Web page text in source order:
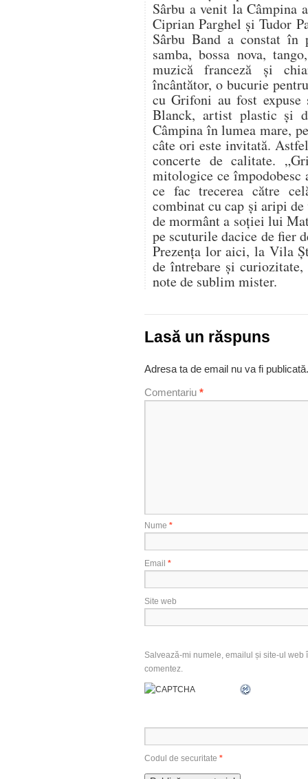
Sârbu a venit la Câmpina
Ciprian Parghel și Tudor
Sârbu Band a constat în
samba, bossa nova,
muzică franceză și
încântător, o bucurie
cu Grifoni au fost
Blanck, artist plastic și
Câmpina în lumea mare,
câte ori este invitată.
concerte de calitate.
mitologice ce împodobesc
ce fac trecerea către
combinat cu cap și aripi
de mormânt a soției lui
pe scuturile dacice de fier
Prezența lor aici, la Vila
de întrebare și
note de sublim mister.
Lasă un răspuns
Adresa ta de email nu va fi publicată.
Comentariu *
Nume *
Email *
Site web
Salvează-mi numele, emailul și site-ul
comentez.
Codul de securitate *